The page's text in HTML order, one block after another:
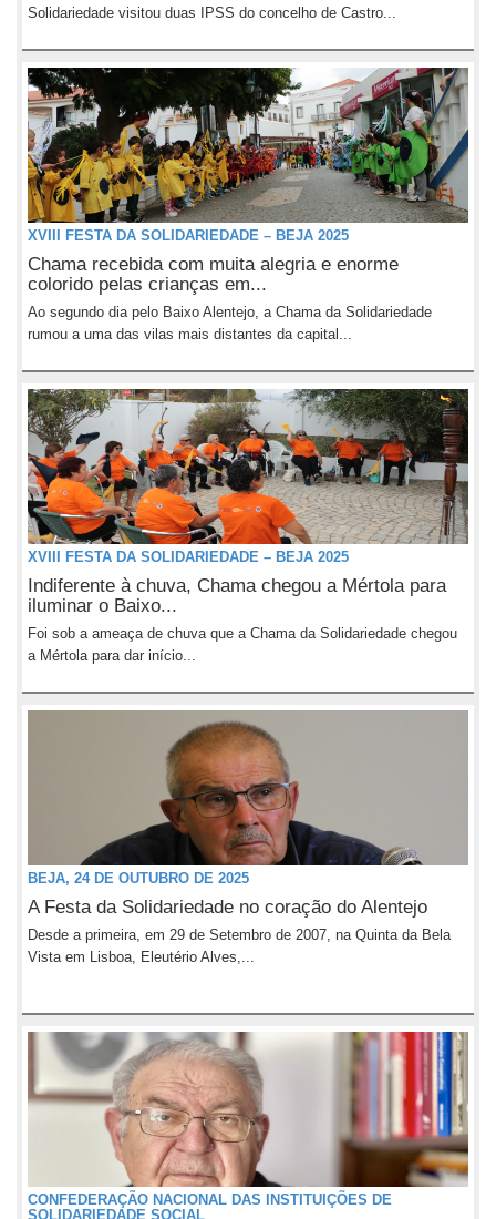
Solidariedade visitou duas IPSS do concelho de Castro...
XVIII FESTA DA SOLIDARIEDADE – BEJA 2025
Chama recebida com muita alegria e enorme
colorido pelas crianças em...
Ao segundo dia pelo Baixo Alentejo, a Chama da Solidariedade
rumou a uma das vilas mais distantes da capital...
XVIII FESTA DA SOLIDARIEDADE – BEJA 2025
Indiferente à chuva, Chama chegou a Mértola para
iluminar o Baixo...
Foi sob a ameaça de chuva que a Chama da Solidariedade chegou
a Mértola para dar início...
BEJA, 24 DE OUTUBRO DE 2025
A Festa da Solidariedade no coração do Alentejo
Desde a primeira, em 29 de Setembro de 2007, na Quinta da Bela
Vista em Lisboa, Eleutério Alves,...
CONFEDERAÇÃO NACIONAL DAS INSTITUIÇÕES DE
SOLIDARIEDADE SOCIAL